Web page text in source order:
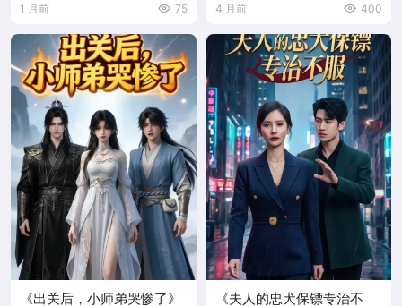
1 月前 75 4 月前 400
《出关后，小师弟哭惨了》 《夫人的忠犬保镖专治不